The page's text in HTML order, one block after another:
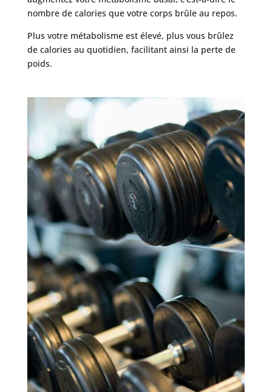
nombre de calories que votre corps brûle au repos.
Plus votre métabolisme est élevé, plus vous brûlez
de calories au quotidien, facilitant ainsi la perte de
poids.